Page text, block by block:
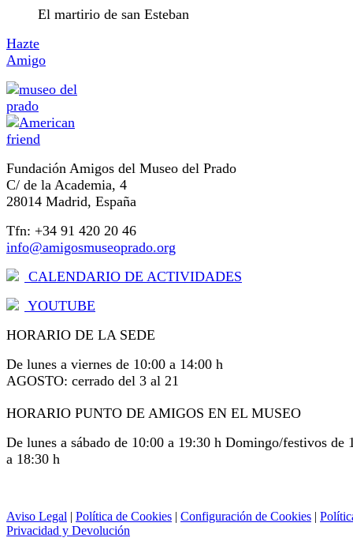
El martirio de san Esteban
Hazte
Amigo
Fundación Amigos del Museo del Prado
C/ de la Academia, 4
28014 Madrid, España
Tfn: +34 91 420 20 46
info@amigosmuseoprado.org
CALENDARIO DE ACTIVIDADES
YOUTUBE
HORARIO DE LA SEDE
De lunes a viernes de 10:00 a 14:00 h
AGOSTO: cerrado del 3 al 21
HORARIO PUNTO DE AMIGOS EN EL MUSEO
De lunes a sábado de 10:00 a 19:30 h Domingo/festivos de
a 18:30 h
Aviso Legal | Política de Cookies | Configuración de Cookies |
Privacidad y Devolución